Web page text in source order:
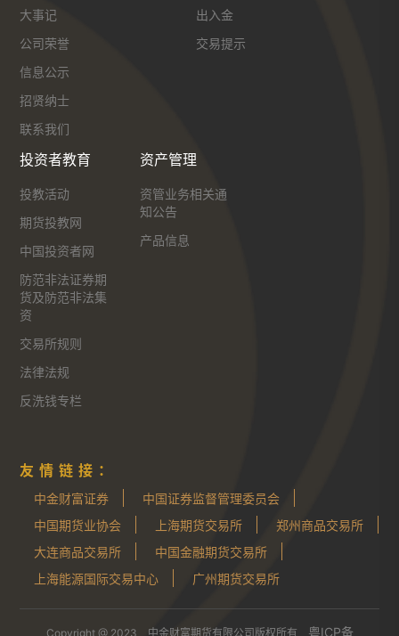
大事记
公司荣誉
信息公示
招贤纳士
联系我们
出入金
交易提示
投资者教育
投教活动
期货投教网
中国投资者网
防范非法证券期
货及防范非法集
资
交易所规则
法律法规
反洗钱专栏
资产管理
资管业务相关通
知公告
产品信息
友情链接：
中金财富证券
中国证券监督管理委员会
中国期货业协会
上海期货交易所
郑州商品交易所
大连商品交易所
中国金融期货交易所
上海能源国际交易中心
广州期货交易所
Copyright @ 2023 中金财富期货有限公司版权所有 粤ICP备